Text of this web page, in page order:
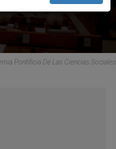
Pontificia De Las Ciencias Sociales